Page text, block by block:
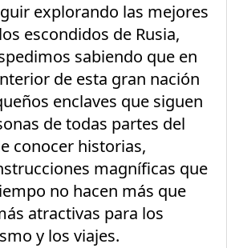
explorando las mejores
escondidos de Rusia,
sabiendo que en
de esta gran nación
enclaves que siguen
de todas partes del
conocer historias,
magníficas que
no hacen más que
atractivas para los
y los viajes.